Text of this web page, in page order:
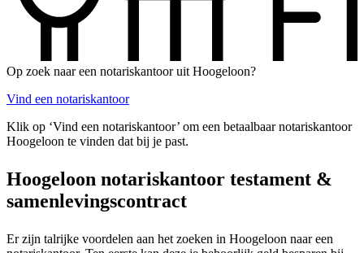
Op zoek naar een notariskantoor uit Hoogeloon?
Vind een notariskantoor
Klik op ‘Vind een notariskantoor’ om een betaalbaar notariskantoor
Hoogeloon te vinden dat bij je past.
Hoogeloon notariskantoor testament &
samenlevingscontract
Er zijn talrijke voordelen aan het zoeken in Hoogeloon naar een